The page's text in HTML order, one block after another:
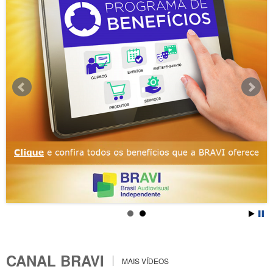
CANAL BRAVI MAIS VÍDEOS